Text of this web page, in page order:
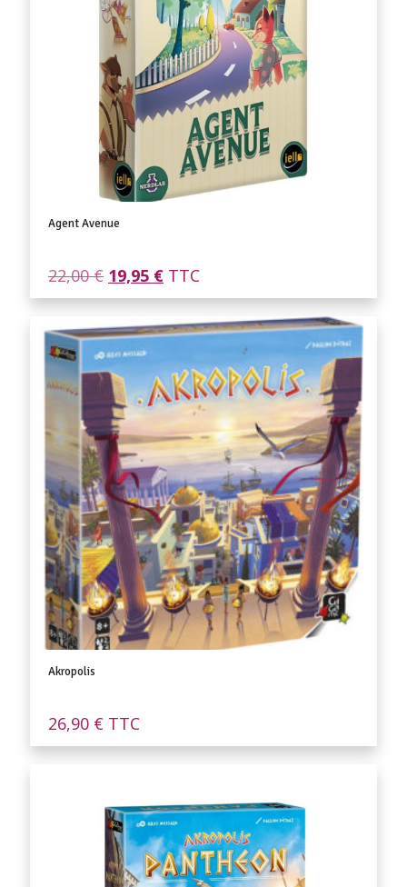
Agent Avenue
22,00€ Le
initial
était :
22,00 €.
19,95 €Le
actuel
est :
19,95 €.
TTC
Akropolis
26,90 € TTC